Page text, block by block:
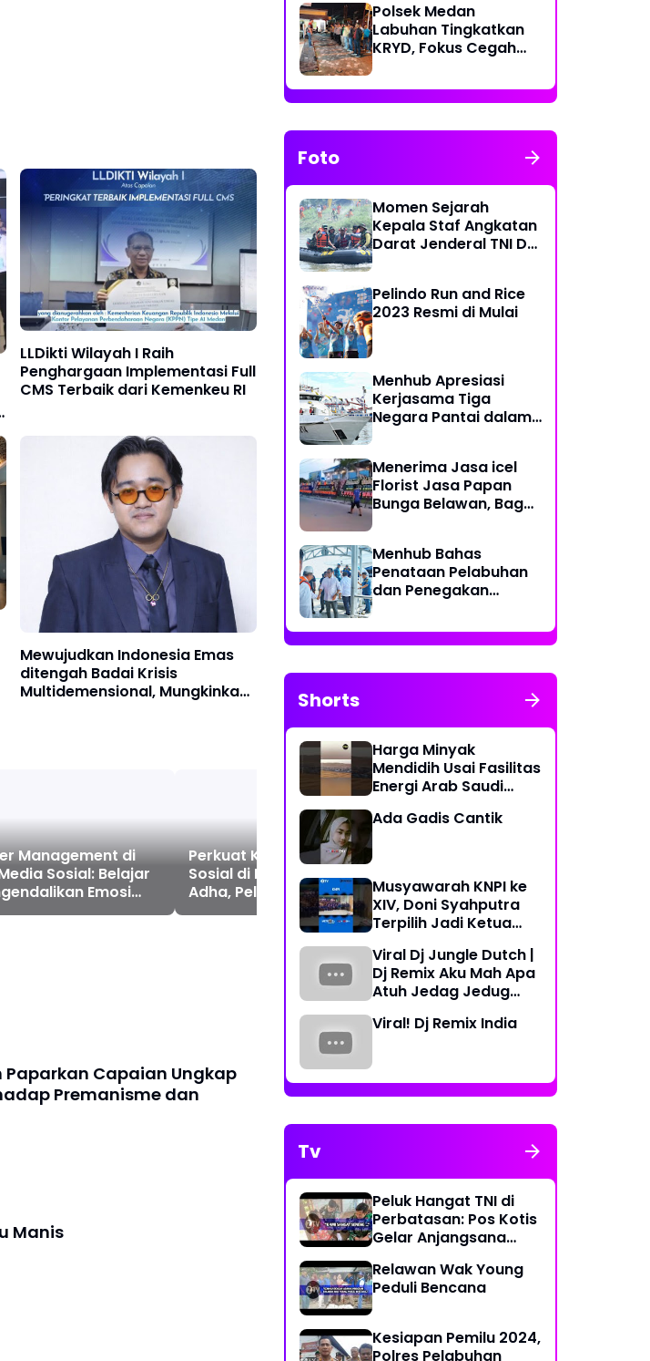
LLDikti Wilayah I Raih
Penghargaan Implementasi Full
CMS Terbaik dari Kemenkeu RI
Mewujudkan Indonesia Emas
ditengah Badai Krisis
Multidemensional, Mungkinkah
Management di
Sosial: Belajar
Perkuat Kepedulian
Sosial di Momentum Idul
Adha, Pelindo Regional 1
Gandeng 33 BKM Masjid
Belawan dan Sekitarnya
Salurkan Hewan Kurban
Pemberian Cinderamata
Pensiunan
Capaian Ungkap
Warga
Polsek Medan
Labuhan Tingkatkan
KRYD, Fokus Cegah
dan Balap Liar
Foto
Momen Sejarah
Kepala Staf Angkatan
Darat Jenderal TNI Dr
Pelindo Run and Rice
2023 Resmi di Mulai
Menhub Apresiasi
Kerjasama Tiga
Negara Pantai dalam
Laut
Menerima Jasa icel
Florist Jasa Papan
Bunga Belawan, Bagus
Menhub Bahas
Penataan Pelabuhan
dan Penegakan
Sistem Identifikasi
Kapal Otomatis
Shorts
Harga Minyak
Mendidih Usai Fasilitas
Energi Arab Saudi
Ada Gadis Cantik
Musyawarah KNPI ke
XIV, Doni Syahputra
Terpilih Jadi Ketua
Periode 2023-2026
Viral Dj Jungle Dutch |
Dj Remix Aku Mah Apa
Atuh Jedag Jedug
Viral! Dj Remix India
Tv
Peluk Hangat TNI di
Perbatasan: Pos Kotis
Gelar Anjangsana
Relawan Wak Young
Peduli Bencana
Kesiapan Pemilu 2024,
Polres Pelabuhan